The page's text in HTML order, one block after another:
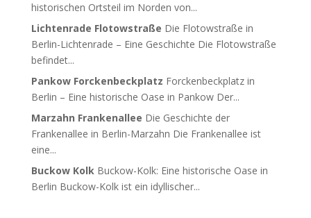
historischen Ortsteil im Norden von...
Lichtenrade Flotowstraße Die Flotowstraße in
Berlin-Lichtenrade – Eine Geschichte Die Flotowstraße
befindet...
Pankow Forckenbeckplatz Forckenbeckplatz in
Berlin – Eine historische Oase in Pankow Der...
Marzahn Frankenallee Die Geschichte der
Frankenallee in Berlin-Marzahn Die Frankenallee ist
eine...
Buckow Kolk Buckow-Kolk: Eine historische Oase in
Berlin Buckow-Kolk ist ein idyllischer...